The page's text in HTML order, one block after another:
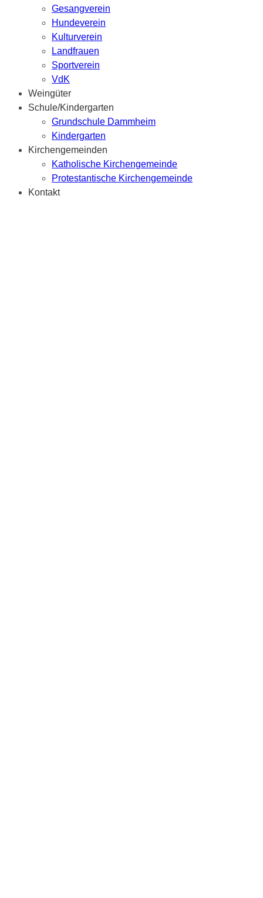
Gesangverein
Hundeverein
Kulturverein
Landfrauen
Sportverein
VdK
Weingüter
Schule/Kindergarten
Grundschule Dammheim
Kindergarten
Kirchengemeinden
Katholische Kirchengemeinde
Protestantische Kirchengemeinde
Kontakt